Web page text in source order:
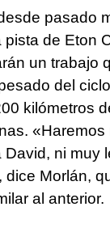
pasado
de Eton
un trabajo
del
kilómetros
ni muy
Morlán,
al anterior.